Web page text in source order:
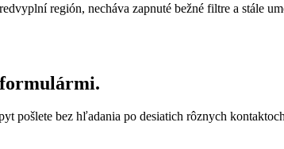
región, necháva zapnuté bežné filtre a stále
pošlete bez hľadania po desiatich rôznych